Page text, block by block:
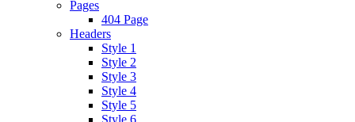
Pages
404 Page
Headers
Style 1
Style 2
Style 3
Style 4
Style 5
Style 6